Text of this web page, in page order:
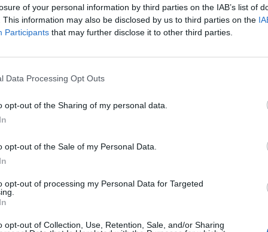
of your personal information by third parties on the IAB’s list of
This information may also be disclosed by us to third parties on the
Participants that may further disclose it to other third parties.
Data Processing Opt Outs
opt-out of the Sharing of my personal data.
opt-out of the Sale of my Personal Data.
opt-out of processing my Personal Data for Targeted
opt-out of Collection, Use, Retention, Sale, and/or Sharing
az INA tanácsadói tenderének rövidített listájára
valamint a Merrill Lynch - írja a Reuters horvát
horvát lap szerint a héten már kiválasztásra kerülhet a
Mint ismeretes, a MOL 25%-os pakettel rendelkezik az INA-
szerint a horvát kormányzat magasabb áron
portfolio.hu hírarchívumához tartozik, melynek olvasása
cikkarchívum